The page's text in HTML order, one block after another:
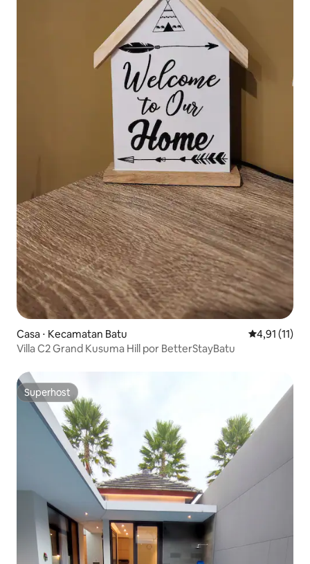
Casa ⋅ Kecamatan Batu 4,91 de uma
4,91 (11)
Villa C2 Grand Kusuma Hill por BetterStayBatu
Superhost
Superhost